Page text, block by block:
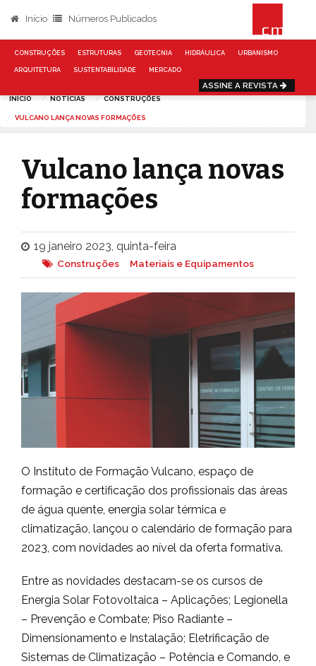
Início Números Publicados
CONSTRUÇÕES ESTRUTURAS GEOTECNIA HIDRÁULICA URBANISMO
ARQUITETURA SUSTENTABILIDADE MERCADO
ASSINE A REVISTA
INÍCIO NOTÍCIAS CONSTRUÇÕES
VULCANO LANÇA NOVAS FORMAÇÕES
Vulcano lança novas
formações
19 janeiro 2023, quinta-feira
Construções Materiais e Equipamentos
O Instituto de Formação Vulcano, espaço de
formação e certificação dos profissionais das áreas
de água quente, energia solar térmica e
climatização, lançou o calendário de formação para
2023, com novidades ao nível da oferta formativa.
Entre as novidades destacam-se os cursos de
Energia Solar Fotovoltaica – Aplicações; Legionella
– Prevenção e Combate; Piso Radiante –
Dimensionamento e Instalação; Eletrificação de
Sistemas de Climatização – Potência e Comando, e